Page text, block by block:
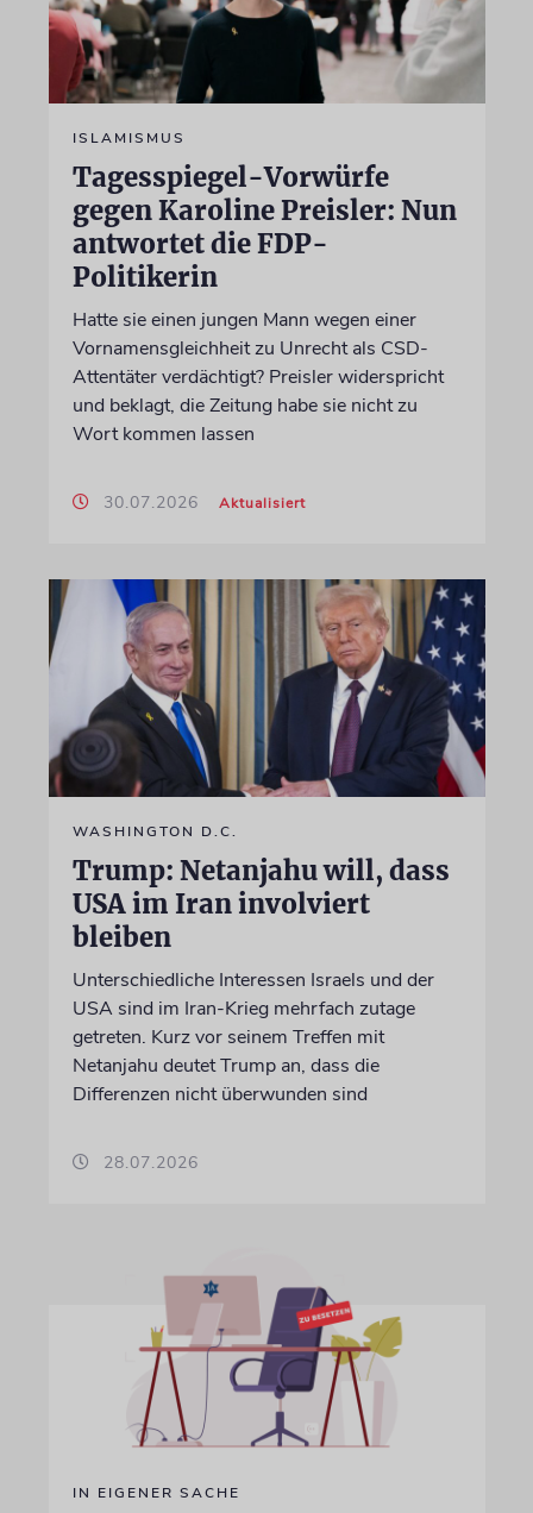
ISLAMISMUS
Tagesspiegel-Vorwürfe
gegen Karoline Preisler: Nun
antwortet die FDP-
Politikerin
Hatte sie einen jungen Mann wegen einer
Vornamensgleichheit zu Unrecht als CSD-
Attentäter verdächtigt? Preisler widerspricht
und beklagt, die Zeitung habe sie nicht zu
Wort kommen lassen
30.07.2026 Aktualisiert
WASHINGTON D.C.
Trump: Netanjahu will, dass
USA im Iran involviert
bleiben
Unterschiedliche Interessen Israels und der
USA sind im Iran-Krieg mehrfach zutage
getreten. Kurz vor seinem Treffen mit
Netanjahu deutet Trump an, dass die
Differenzen nicht überwunden sind
28.07.2026
IN EIGENER SACHE